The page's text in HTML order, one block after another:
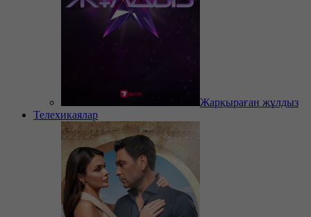
Жарқыраған жұлдыз
Телехикаялар